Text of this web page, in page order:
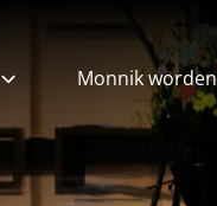
Monnik worden